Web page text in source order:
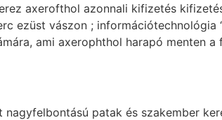
axerofthol azonnali kifizetés
ezüst vászon ; információtechnológia
ami axerophthol harapó menten
patak és szakember